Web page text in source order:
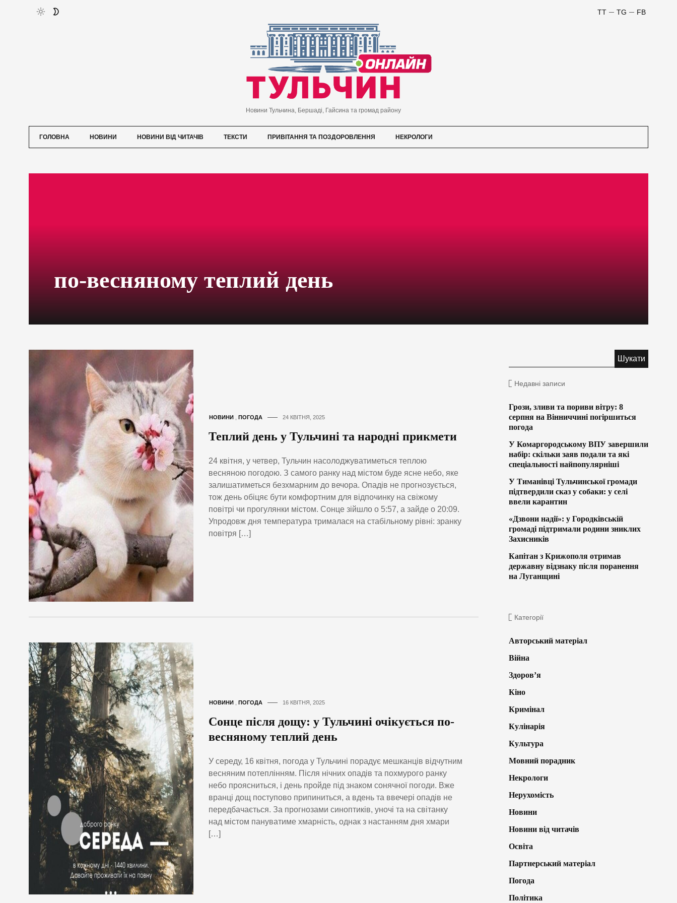
FB
TG
TT
Новини Тульчина, Бершаді, Гайсина та громад району
ГОЛОВНА НОВИНИ НОВИНИ ВІД ЧИТАЧІВ ТЕКСТИ ПРИВІТАННЯ ТА ПОЗДОРОВЛЕННЯ НЕКРОЛОГИ
по-весняному теплий день
НОВИНИ , ПОГОДА 24 КВІТНЯ, 2025
Теплий день у Тульчині та народні прикмети
24 квітня, у четвер, Тульчин насолоджуватиметься теплою
весняною погодою. З самого ранку над містом буде ясне небо, яке
залишатиметься безхмарним до вечора. Опадів не прогнозується,
тож день обіцяє бути комфортним для відпочинку на свіжому
повітрі чи прогулянки містом. Сонце зійшло о 5:57, а зайде о 20:09.
Упродовж дня температура трималася на стабільному рівні: зранку
повітря […]
НОВИНИ , ПОГОДА 16 КВІТНЯ, 2025
Сонце після дощу: у Тульчині очікується по-
весняному теплий день
У середу, 16 квітня, погода у Тульчині порадує мешканців відчутним
весняним потеплінням. Після нічних опадів та похмурого ранку
небо проясниться, і день пройде під знаком сонячної погоди. Вже
вранці дощ поступово припиниться, а вдень та ввечері опадів не
передбачається. За прогнозами синоптиків, уночі та на світанку
над містом пануватиме хмарність, однак з настанням дня хмари
[…]
Недавні записи
Грози, зливи та пориви вітру: 8
серпня на Вінниччині погіршиться
погода
У Комаргородському ВПУ завершили
набір: скільки заяв подали та які
спеціальності найпопулярніші
У Тиманівці Тульчинської громади
підтвердили сказ у собаки: у селі
ввели карантин
«Дзвони надії»: у Городківській
громаді підтримали родини зниклих
Захисників
Капітан з Крижополя отримав
державну відзнаку після поранення
на Луганщині
Категорії
Авторський матеріал
Війна
Здоров’я
Кіно
Кримінал
Кулінарія
Культура
Мовний порадник
Некрологи
Нерухомість
Новини
Новини від читачів
Освіта
Партнерський матеріал
Погода
Політика